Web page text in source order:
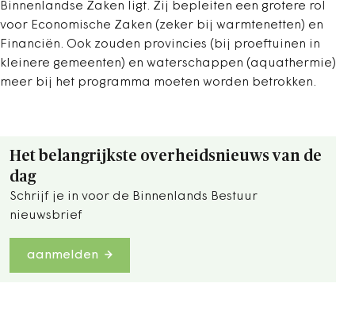
Binnenlandse Zaken ligt. Zij bepleiten een grotere rol
voor Economische Zaken (zeker bij warmtenetten) en
Financiën. Ook zouden provincies (bij proeftuinen in
kleinere gemeenten) en waterschappen (aquathermie)
meer bij het programma moeten worden betrokken.
Het belangrijkste overheidsnieuws van de
dag
Schrijf je in voor de Binnenlands Bestuur
nieuwsbrief
aanmelden